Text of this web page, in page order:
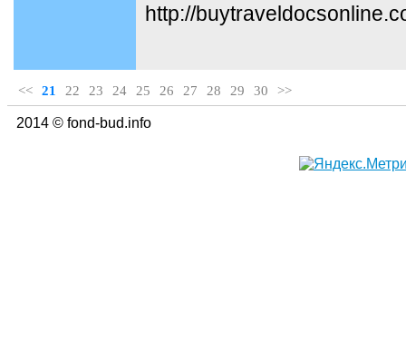
http://
<< 21 22 23 24 25 26 27 28 29 30 >>
2014 © fond-bud.info